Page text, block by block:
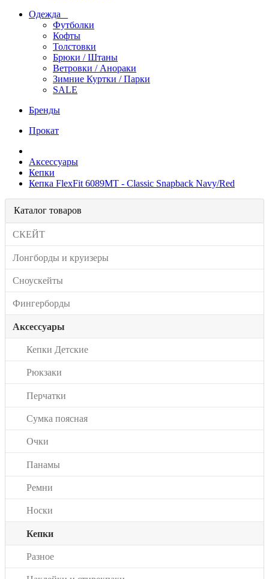
Одежда
Футболки
Кофты
Толстовки
Брюки / Штаны
Ветровки / Анораки
Зимние Куртки / Парки
SALE
Бренды
Прокат
Аксессуары
Кепки
Кепка FlexFit 6089MT - Classic Snapback Navy/Red
Каталог товаров
СКЕЙТ
Лонгборды и круизеры
Сноускейты
Фингерборды
Аксессуары
Кепки Детские
Рюкзаки
Перчатки
Сумка поясная
Очки
Панамы
Ремни
Носки
Кепки
Разное